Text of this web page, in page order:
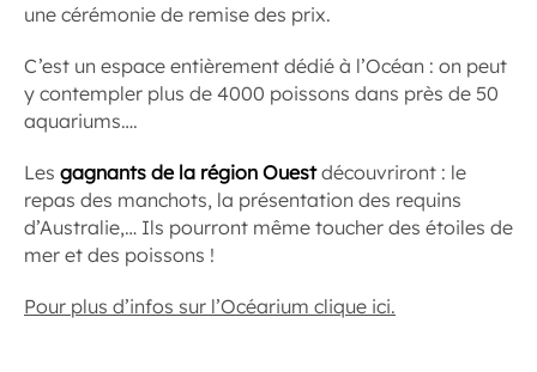
une cérémonie de remise des prix.
C’est un espace entièrement dédié à l’Océan : on peut
y contempler plus de 4000 poissons dans près de 50
aquariums….
Les gagnants de la région Ouestdécouvriront : le
repas des manchots, la présentation des requins
d’Australie,… Ils pourront même toucher des étoiles de
mer et des poissons !
Pour plus d’infos sur l’Océarium clique ici.